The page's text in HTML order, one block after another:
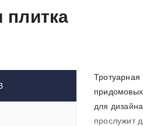
плитка
для
прослужит